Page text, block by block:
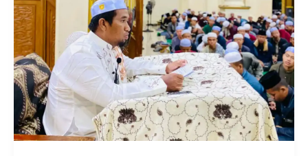
subuh
tentang
teladah
Akhlak
Rasulullah
oleh
Ust.
Ahmad